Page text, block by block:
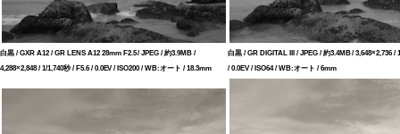
白黒 / GXR A12 / GR LENS A12 28mm F2.5 / JPEG / 約3.9MB /
4,288×2,848 / 1/1,740秒 / F5.6 / 0.0EV / ISO200 / WB:オート / 18.3mm
白黒 / GR DIGITAL III / JPEG / 約3.4MB / 3,648×2,736 /
/ 0.0EV / ISO64 / WB:オート / 6mm